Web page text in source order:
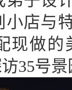
小店与
现做
35号